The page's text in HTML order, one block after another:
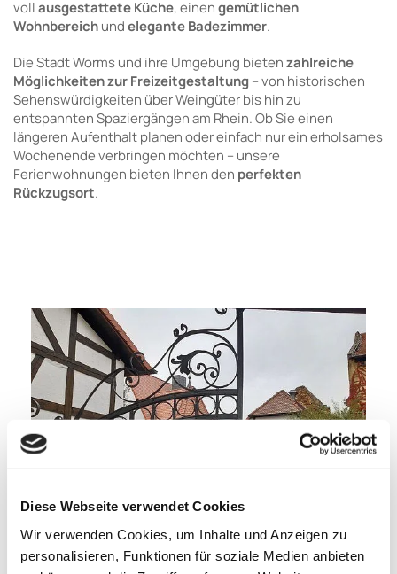
Diese Webseite verwendet Cookies
Wir verwenden Cookies, um Inhalte und Anzeigen zu
personalisieren, Funktionen für soziale Medien anbieten
vollausgestattete Küche, einengemütlichen
Wohnbereichundelegante Badezimmer.
Die Stadt Worms und ihre Umgebung bietenzahlreiche
Möglichkeiten zurFreizeitgestaltung– von historischen
Sehenswürdigkeiten über Weingüter bis hin zu
entspannten Spaziergängen am Rhein. Ob Sie einen
längeren Aufenthalt planen oder einfach nur ein erholsames
Wochenende verbringen möchten – unsere
Ferienwohnungen bieten Ihnen den perfekten
Rückzugsort.
Ferienwohnung